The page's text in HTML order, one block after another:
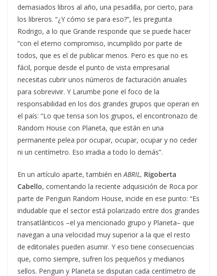
demasiados libros al año, una pesadilla, por cierto, para
los libreros. “¿Y cómo se para eso?”, les pregunta
Rodrigo, a lo que Grande responde que se puede hacer
“con el eterno compromiso, incumplido por parte de
todos, que es el de publicar menos. Pero es que no es
fácil, porque desde el punto de vista empresarial
necesitas cubrir unos números de facturación anuales
para sobrevivir. Y Larumbe pone el foco de la
responsabilidad en los dos grandes grupos que operan en
el país: “Lo que tensa son los grupos, el encontronazo de
Random House con Planeta, que están en una
permanente pelea por ocupar, ocupar, ocupar y no ceder
ni un centímetro. Eso irradia a todo lo demás”.
En un artículo aparte, también enABRIL, Rigoberta
Cabello, comentando la reciente adquisición de Roca por
parte de Penguin Random House, incide en ese punto: “Es
indudable que el sector está polarizado entre dos grandes
transatlánticos –el ya mencionado grupo y Planeta– que
navegan a una velocidad muy superior a la que el resto
de editoriales pueden asumir. Y eso tiene consecuencias
que, como siempre, sufren los pequeños y medianos
sellos. Penguin y Planeta se disputan cada centímetro de